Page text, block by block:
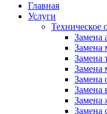
Главная
Услуги
Техническое
Замена
Замена
Замена
Замена
Замена
Замена
Замена
Замена